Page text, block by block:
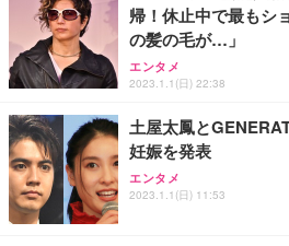
帰！休止中で最もシ
の髪の毛が…」
エンタメ
2023.1.1(日) 22:38
土屋太鳳と
妊娠を発表
エンタメ
2023.1.1(日) 11:53